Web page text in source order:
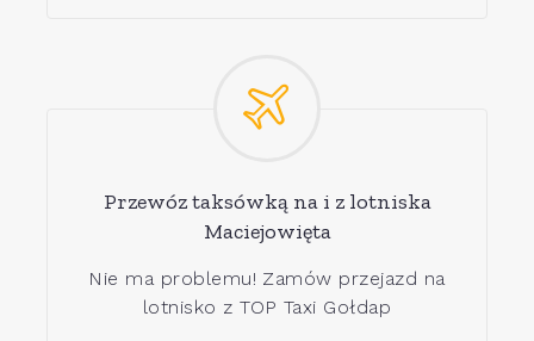
Przewóz taksówką na i z lotniska
Maciejowięta
Nie ma problemu! Zamów przejazd na
lotnisko z TOP Taxi Gołdap